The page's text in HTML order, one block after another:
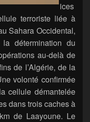
ices
terroriste liée à
Sahara Occidental,
détermination du
au-delà de
de l’Algérie, de la
volonté confirmée
cellule démantelée
dans trois caches à
de Laayoune. Le